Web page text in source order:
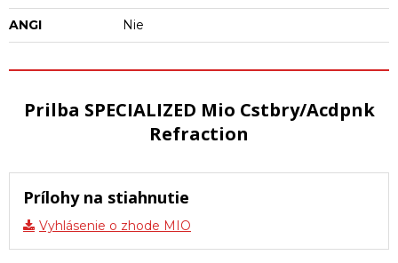
ANGI Nie
Prilba SPECIALIZED Mio Cstbry/Acdpnk
Refraction
Prílohy na stiahnutie
Vyhlásenie o zhode MIO